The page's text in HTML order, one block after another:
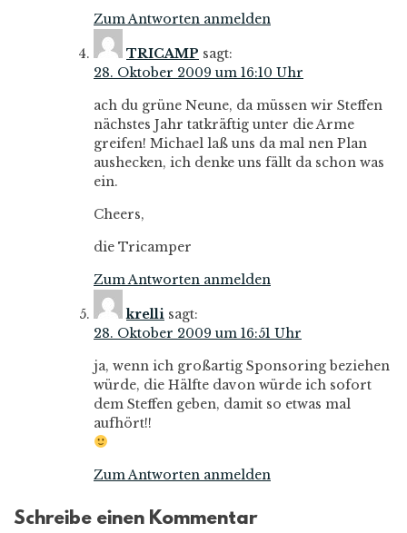
Zum Antworten anmelden
TRICAMP sagt:
28. Oktober 2009 um 16:10 Uhr
ach du grüne Neune, da müssen wir Steffen
nächstes Jahr tatkräftig unter die Arme
greifen! Michael laß uns da mal nen Plan
aushecken, ich denke uns fällt da schon was
ein.
Cheers,
die Tricamper
Zum Antworten anmelden
krelli sagt:
28. Oktober 2009 um 16:51 Uhr
ja, wenn ich großartig Sponsoring beziehen
würde, die Hälfte davon würde ich sofort
dem Steffen geben, damit so etwas mal
aufhört!!
Zum Antworten anmelden
Schreibe einen Kommentar